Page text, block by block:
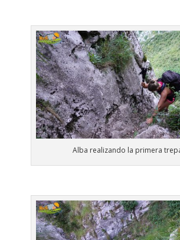
Alba realizando la primera